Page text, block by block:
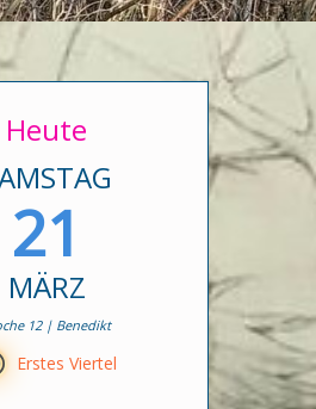
Heute
21
MÄRZ
12 | Benedikt
Erstes Viertel